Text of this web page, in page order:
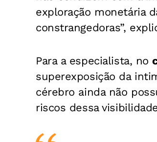
exploração monetária
constrangedoras”,
Para a especialista, no
superexposição da
cérebro ainda não
riscos dessa